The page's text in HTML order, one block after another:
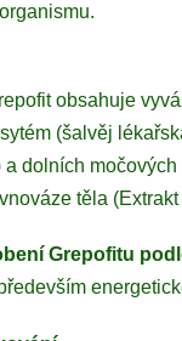
obsahuje
(šalvěj
a dolních
těla
Grepofitu